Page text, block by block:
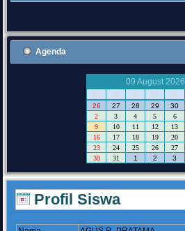
Agenda
09 August 2026
M
S S R K
26 27 28 29 30
2
3 4 5 6
9
10 11 12 13
16
17 18 19 20
23
24 25 26 27
30
31 1 2 3
Profil Siswa